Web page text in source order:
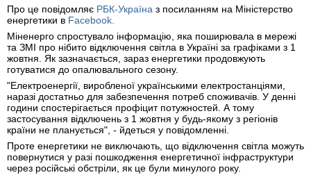
Про це повідомляє РБК-Україна з посиланням на Міністерство
енергетики в Facebook.
Міненерго спростувало інформацію, яка поширювала в мережі
та ЗМІ про нібито відключення світла в Україні за графіками з 1
жовтня. Як зазначається, зараз енергетики продовжують
готуватися до опалювального сезону.
"Електроенергії, виробленої українськими електростанціями,
наразі достатньо для забезпечення потреб споживачів. У денні
години спостерігається профіцит потужностей. А тому
застосування відключень з 1 жовтня у будь-якому з регіонів
країни не планується", - йдеться у повідомленні.
Проте енергетики не виключають, що відключення світла можуть
повернутися у разі пошкодження енергетичної інфраструктури
через російські обстріли, як це були минулого року.